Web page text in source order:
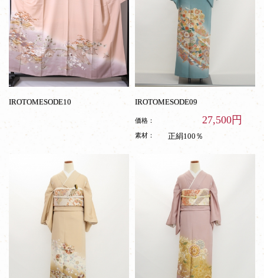
IROTOMESODE10 IROTOMESODE09
価格： 27,500円
素材： 正絹100％